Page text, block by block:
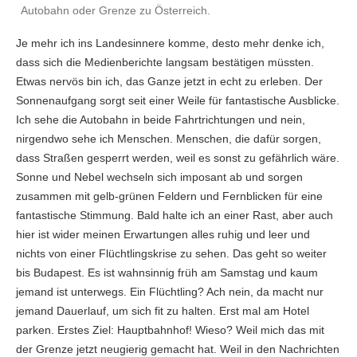
Autobahn oder Grenze zu Österreich.
Je mehr ich ins Landesinnere komme, desto mehr denke ich,
dass sich die Medienberichte langsam bestätigen müssten.
Etwas nervös bin ich, das Ganze jetzt in echt zu erleben. Der
Sonnenaufgang sorgt seit einer Weile für fantastische Ausblicke.
Ich sehe die Autobahn in beide Fahrtrichtungen und nein,
nirgendwo sehe ich Menschen. Menschen, die dafür sorgen,
dass Straßen gesperrt werden, weil es sonst zu gefährlich wäre.
Sonne und Nebel wechseln sich imposant ab und sorgen
zusammen mit gelb-grünen Feldern und Fernblicken für eine
fantastische Stimmung. Bald halte ich an einer Rast, aber auch
hier ist wider meinen Erwartungen alles ruhig und leer und
nichts von einer Flüchtlingskrise zu sehen. Das geht so weiter
bis Budapest. Es ist wahnsinnig früh am Samstag und kaum
jemand ist unterwegs. Ein Flüchtling? Ach nein, da macht nur
jemand Dauerlauf, um sich fit zu halten. Erst mal am Hotel
parken. Erstes Ziel: Hauptbahnhof! Wieso? Weil mich das mit
der Grenze jetzt neugierig gemacht hat. Weil in den Nachrichten